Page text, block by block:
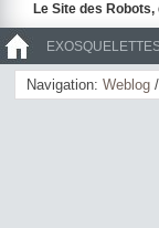
Le Site des
>> ROBOTS
Navigation: Weblog /